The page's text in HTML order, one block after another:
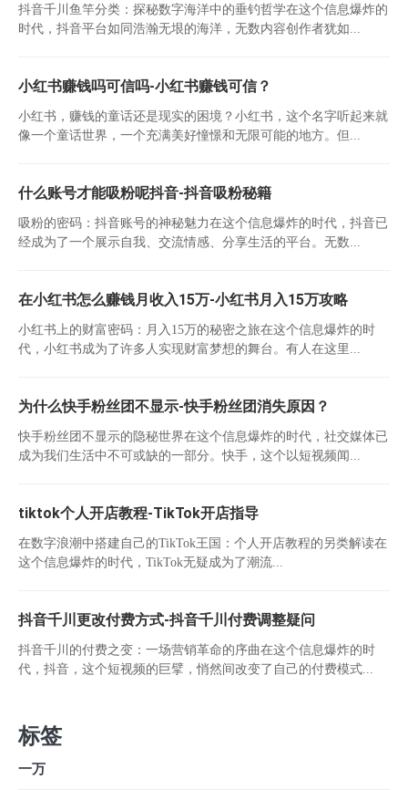
抖音千川鱼竿分类：探秘数字海洋中的垂钓哲学在这个信息爆炸的
时代，抖音平台如同浩瀚无垠的海洋，无数内容创作者犹如...
小红书赚钱吗可信吗-小红书赚钱可信？
小红书，赚钱的童话还是现实的困境？小红书，这个名字听起来就
像一个童话世界，一个充满美好憧憬和无限可能的地方。但...
什么账号才能吸粉呢抖音-抖音吸粉秘籍
吸粉的密码：抖音账号的神秘魅力在这个信息爆炸的时代，抖音已
经成为了一个展示自我、交流情感、分享生活的平台。无数...
在小红书怎么赚钱月收入15万-小红书月入15万攻略
小红书上的财富密码：月入15万的秘密之旅在这个信息爆炸的时
代，小红书成为了许多人实现财富梦想的舞台。有人在这里...
为什么快手粉丝团不显示-快手粉丝团消失原因？
快手粉丝团不显示的隐秘世界在这个信息爆炸的时代，社交媒体已
成为我们生活中不可或缺的一部分。快手，这个以短视频闻...
tiktok个人开店教程-TikTok开店指导
在数字浪潮中搭建自己的TikTok王国：个人开店教程的另类解读在
这个信息爆炸的时代，TikTok无疑成为了潮流...
抖音千川更改付费方式-抖音千川付费调整疑问
抖音千川的付费之变：一场营销革命的序曲在这个信息爆炸的时
代，抖音，这个短视频的巨擘，悄然间改变了自己的付费模式...
标签
一万